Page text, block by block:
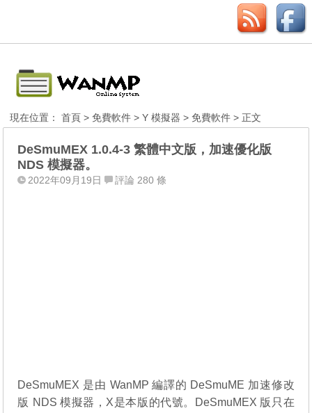
現在位置：首頁 >免費軟件 >Y 模擬器 >免費軟件 > 正文
DeSmuMEX 1.0.4-3 繁體中文版，加速優化版
NDS 模擬器。
2022年09月19日 評論 280 條
DeSmuMEX 是由 WanMP 編譯的 DeSmuME 加速修改
版 NDS 模擬器，X是本版的代號。DeSmuMEX 版只在